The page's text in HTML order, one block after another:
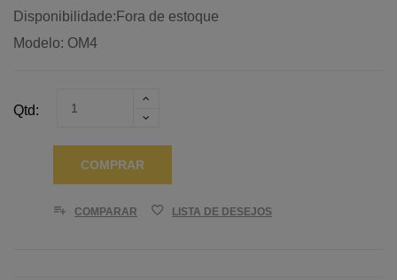
Disponibilidade:Fora de estoque
Modelo: OM4
Qtd:
COMPRAR
COMPARAR LISTA DE DESEJOS